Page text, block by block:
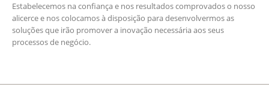
Estabelecemos na confiança e nos resultados comprovados o nosso
alicerce e nos colocamos à disposição para desenvolvermos as
soluções que irão promover a inovação necessária aos seus
processos de negócio.